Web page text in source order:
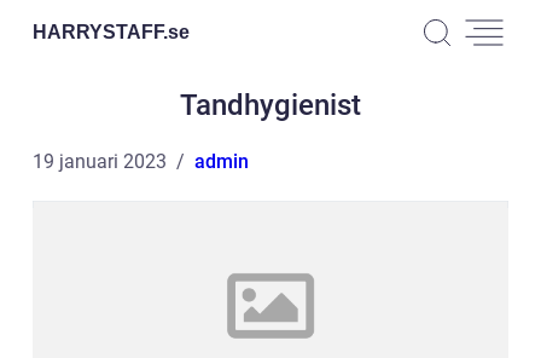
HARRYSTAFF.se
Tandhygienist
19 januari 2023 admin